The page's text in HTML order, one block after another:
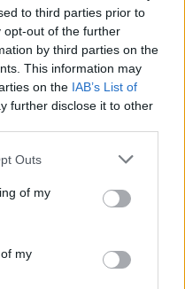
to third parties prior to
opt-out of the further
by third parties on the
This information may
on the IAB’s List of
further disclose it to other
Outs
of my
my